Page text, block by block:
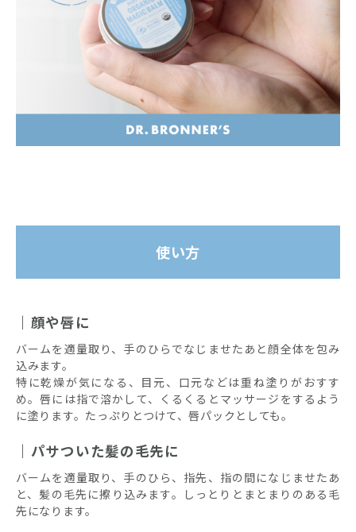
使い方
顔や唇に
バームを適量取り、手のひらでなじませたあと顔全体を包み
込みます。
特に乾燥が気になる、目元、口元などは重ね塗りがおすす
め。唇には指で溶かして、くるくるとマッサージをするよう
に塗ります。たっぷりとつけて、唇パックとしても。
パサついた髪の毛先に
バームを適量取り、手のひら、指先、指の間になじませたあ
と、髪の毛先に擦り込みます。しっとりとまとまりのある毛
先になります。